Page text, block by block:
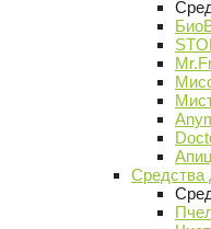
Средства